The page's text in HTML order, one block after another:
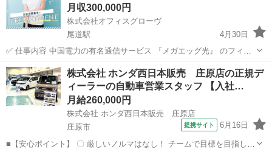
月収300,000円
株式会社オフィスグローヴ
尾道駅
4月30日
✅ 仕事内容 中国電力の有名通信サービス 『メガエッグ光』 のフィー
ルドセールスをお任せします！ お客様宅を訪問し、サービスのご案
内・営業 営業手法は自由！ ポスティングや訪問営業など、あなたの
スタイ...
広島 尾道市 尾道駅 販売 未経験
株式会社 ホンダ西日本販売 庄原店の正規デ
ィーラーの自動車営業スタッフ 【入社…
月給260,000円
株式会社 ホンダ西日本販売 庄原店
庄原市
提携サイト 6月16日
■【安心ポイント】 〇 厳しいノルマはなし！ チームで目標を目指しま